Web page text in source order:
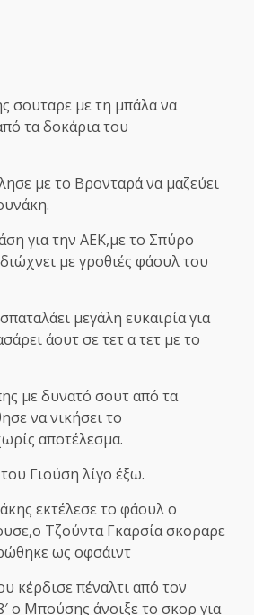
σουταρε με τη μπάλα να
τα δοκάρια του
με το Βρονταρά να μαζεύει
για την ΑΕΚ,με το Σπύρο
με γροθιές φάουλ του
μεγάλη ευκαιρία για
άουτ σε τετ α τετ με το
με δυνατό σουτ από τα
να νικήσει το
αποτέλεσμα.
Γιούση λίγο έξω.
εκτέλεσε το φάουλ ο
Τζούντα Γκαρσία σκοραρε
ως οφσάιντ
κέρδισε πέναλτι από τον
ο Μπούσης άνοιξε το σκορ για